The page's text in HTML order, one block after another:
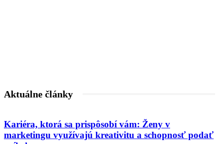
Aktuálne články
Kariéra, ktorá sa prispôsobí vám: Ženy v
marketingu využívajú kreativitu a schopnosť podať